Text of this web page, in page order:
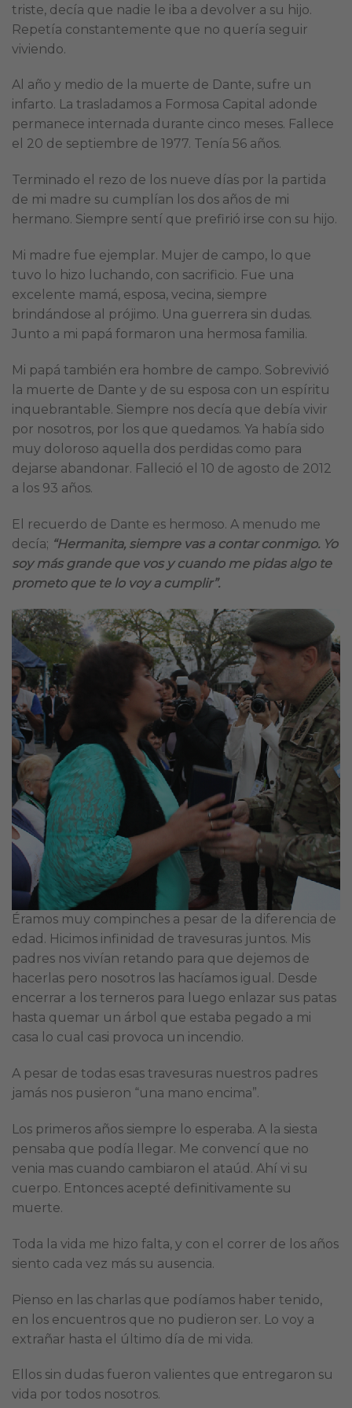
triste, decía que nadie le iba a devolver a su hijo.
Repetía constantemente que no quería seguir
viviendo.
Al año y medio de la muerte de Dante, sufre un
infarto. La trasladamos a Formosa Capital adonde
permanece internada durante cinco meses. Fallece
el 20 de septiembre de 1977. Tenía 56 años.
Terminado el rezo de los nueve días por la partida
de mi madre su cumplían los dos años de mi
hermano. Siempre sentí que prefirió irse con su hijo.
Mi madre fue ejemplar. Mujer de campo, lo que
tuvo lo hizo luchando, con sacrificio. Fue una
excelente mamá, esposa, vecina, siempre
brindándose al prójimo. Una guerrera sin dudas.
Junto a mi papá formaron una hermosa familia.
Mi papá también era hombre de campo. Sobrevivió
la muerte de Dante y de su esposa con un espíritu
inquebrantable. Siempre nos decía que debía vivir
por nosotros, por los que quedamos. Ya había sido
muy doloroso aquella dos perdidas como para
dejarse abandonar. Falleció el 10 de agosto de 2012
a los 93 años.
El recuerdo de Dante es hermoso. A menudo me
decía; “Hermanita, siempre vas a contar conmigo. Yo
soy más grande que vos y cuando me pidas algo te
prometo que te lo voy a cumplir”.
Éramos muy compinches a pesar de la diferencia de
edad. Hicimos infinidad de travesuras juntos. Mis
padres nos vivían retando para que dejemos de
hacerlas pero nosotros las hacíamos igual. Desde
encerrar a los terneros para luego enlazar sus patas
hasta quemar un árbol que estaba pegado a mi
casa lo cual casi provoca un incendio.
A pesar de todas esas travesuras nuestros padres
jamás nos pusieron “una mano encima”.
Los primeros años siempre lo esperaba. A la siesta
pensaba que podía llegar. Me convencí que no
venia mas cuando cambiaron el ataúd. Ahí vi su
cuerpo. Entonces acepté definitivamente su
muerte.
Toda la vida me hizo falta, y con el correr de los años
siento cada vez más su ausencia.
Pienso en las charlas que podíamos haber tenido,
en los encuentros que no pudieron ser. Lo voy a
extrañar hasta el último día de mi vida.
Ellos sin dudas fueron valientes que entregaron su
vida por todos nosotros.